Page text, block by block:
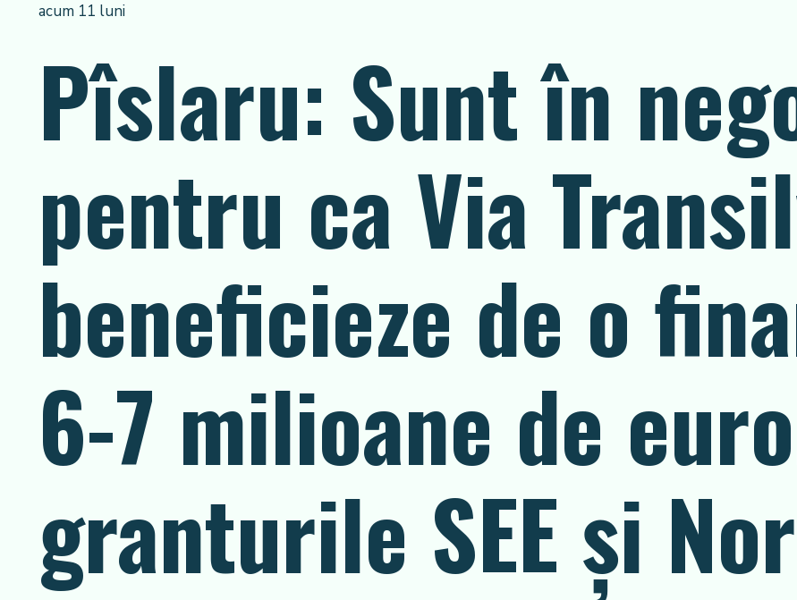
acum 11 luni
Pîslaru: Sunt în
pentru ca Via
beneficieze de o
6-7 milioane de
granturile SEE și